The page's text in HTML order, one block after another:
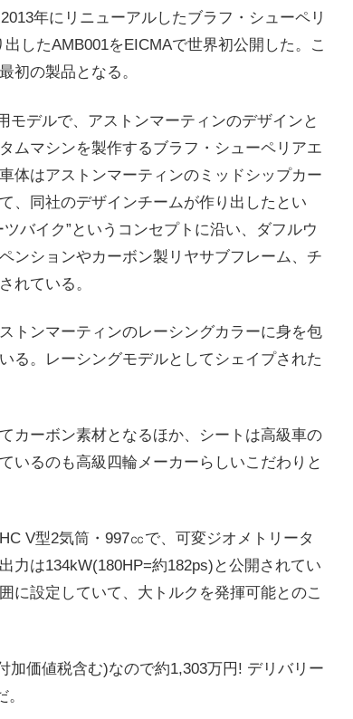
年にリニューアルしたブラフ・シューペリ
したAMB001をEICMAで世界初公開した。こ
初の製品となる。
モデルで、アストンマーティンのデザインと
ムマシンを製作するブラフ・シューペリアエ
体はアストンマーティンのミッドシップカー
、同社のデザインチームが作り出したとい
バイク”というコンセプトに沿い、ダフルウ
ンションやカーボン製リヤサブフレーム、チ
れている。
トンマーティンのレーシングカラーに身を包
る。レーシングモデルとしてシェイプされた
カーボン素材となるほか、シートは高級車の
いるのも高級四輪メーカーらしいこだわりと
V型2気筒・997㏄で、可変ジオメトリータ
力は134kW(180HP=約182ps)と公開されてい
に設定していて、大トルクを発揮可能とのこ
加価値税含む)なので約1,303万円! デリバリー